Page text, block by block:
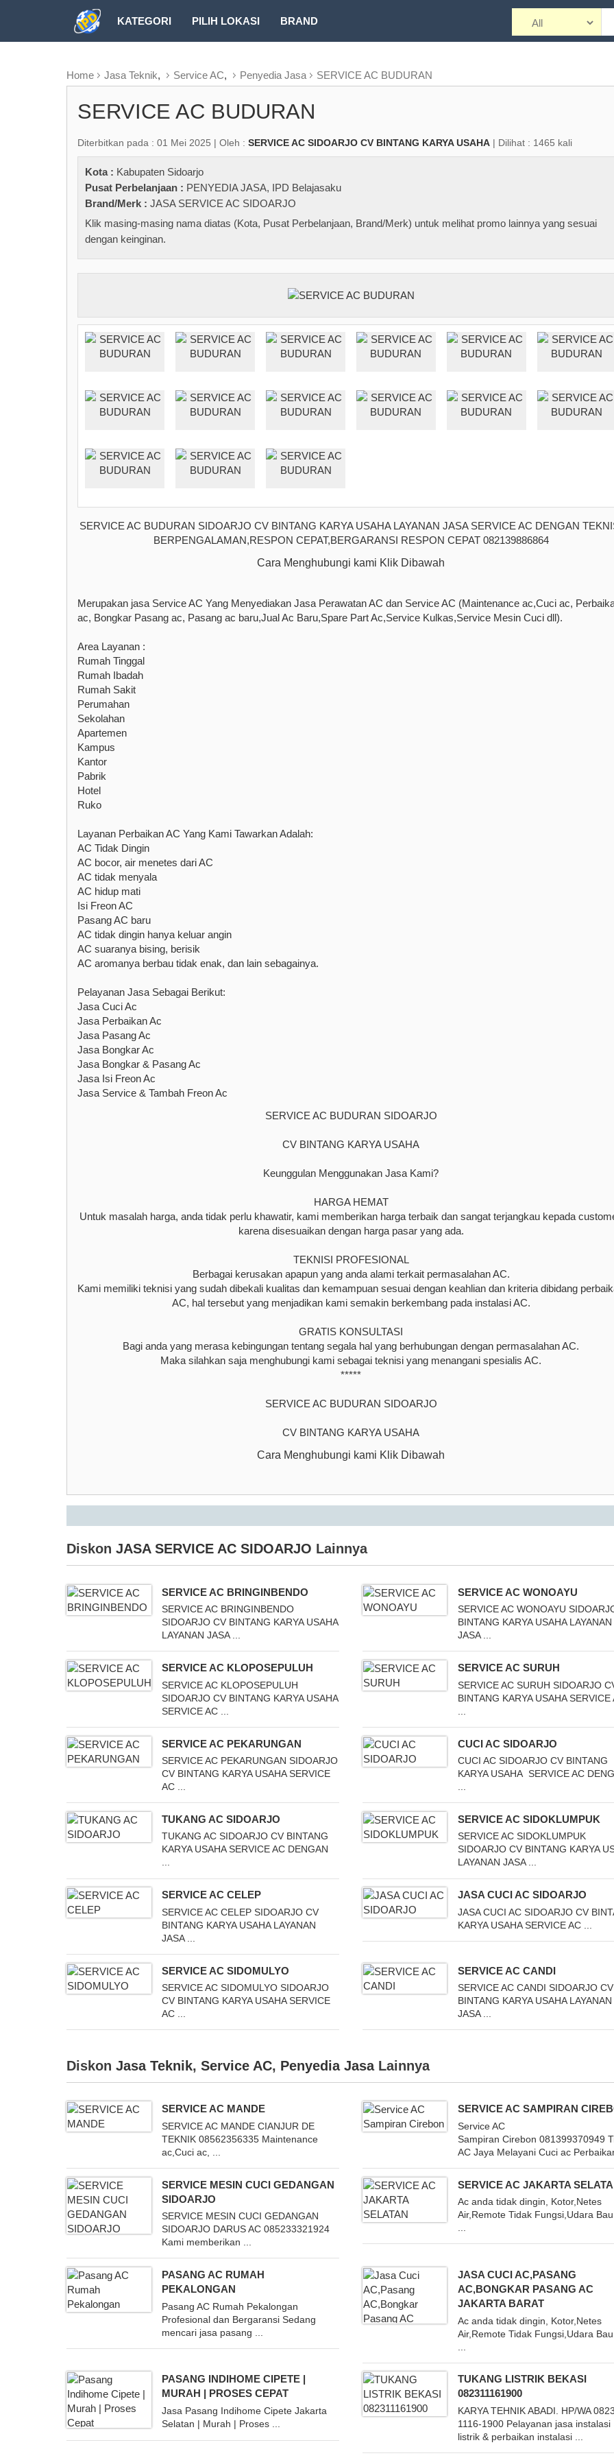
KATEGORI PILIH LOKASI BRAND
Home
Jasa Teknik, Service AC, Penyedia Jasa SERVICE AC BUDURAN
SERVICE AC BUDURAN
Diterbitkan pada : 01 Mei 2025 | Oleh : SERVICE AC SIDOARJO CV BINTANG KARYA USAHA | Dilihat : 1465 kali
Kota : Kabupaten Sidoarjo
Pusat Perbelanjaan : PENYEDIA JASA, IPD Belajasaku
Brand/Merk : JASA SERVICE AC SIDOARJO
Klik masing-masing nama diatas (Kota, Pusat Perbelanjaan, Brand/Merk) untuk melihat promo lainnya yang sesuai
dengan keinginan.
SERVICE AC BUDURAN SIDOARJO CV BINTANG KARYA USAHA LAYANAN JASA SERVICE AC DENGAN
BERPENGALAMAN,RESPON CEPAT,BERGARANSI RESPON CEPAT 082139886864
Cara Menghubungi kami Klik Dibawah
Merupakan jasa Service AC Yang Menyediakan Jasa Perawatan AC dan Service AC (Maintenance ac,Cuci ac,
ac, Bongkar Pasang ac, Pasang ac baru,Jual Ac Baru,Spare Part Ac,Service Kulkas,Service Mesin Cuci dll).
Area Layanan :
Rumah Tinggal
Rumah Ibadah
Rumah Sakit
Perumahan
Sekolahan
Apartemen
Kampus
Kantor
Pabrik
Hotel
Ruko
Layanan Perbaikan AC Yang Kami Tawarkan Adalah:
AC Tidak Dingin
AC bocor, air menetes dari AC
AC tidak menyala
AC hidup mati
Isi Freon AC
Pasang AC baru
AC tidak dingin hanya keluar angin
AC suaranya bising, berisik
AC aromanya berbau tidak enak, dan lain sebagainya.
Pelayanan Jasa Sebagai Berikut:
Jasa Cuci Ac
Jasa Perbaikan Ac
Jasa Pasang Ac
Jasa Bongkar Ac
Jasa Bongkar & Pasang Ac
Jasa Isi Freon Ac
Jasa Service & Tambah Freon Ac
SERVICE AC BUDURAN SIDOARJO
CV BINTANG KARYA USAHA
Keunggulan Menggunakan Jasa Kami?
HARGA HEMAT
Untuk masalah harga, anda tidak perlu khawatir, kami memberikan harga terbaik dan sangat terjangkau kepada
karena disesuaikan dengan harga pasar yang ada.
TEKNISI PROFESIONAL
Berbagai kerusakan apapun yang anda alami terkait permasalahan AC.
Kami memiliki teknisi yang sudah dibekali kualitas dan kemampuan sesuai dengan keahlian dan kriteria dibidang
AC, hal tersebut yang menjadikan kami semakin berkembang pada instalasi AC.
GRATIS KONSULTASI
Bagi anda yang merasa kebingungan tentang segala hal yang berhubungan dengan permasalahan AC.
Maka silahkan saja menghubungi kami sebagai teknisi yang menangani spesialis AC.
*****
SERVICE AC BUDURAN SIDOARJO
CV BINTANG KARYA USAHA
Cara Menghubungi kami Klik Dibawah
Diskon JASA SERVICE AC SIDOARJO Lainnya
SERVICE AC BRINGINBENDO
SERVICE AC BRINGINBENDO
SIDOARJO CV BINTANG KARYA USAHA
LAYANAN JASA ...
SERVICE AC WONOAYU
SERVICE AC WONOAYU
BINTANG KARYA USAHA LAYANAN
JASA ...
SERVICE AC KLOPOSEPULUH
SERVICE AC KLOPOSEPULUH
SIDOARJO CV BINTANG KARYA USAHA
SERVICE AC ...
SERVICE AC SURUH
SERVICE AC SURUH SIDOARJO
BINTANG KARYA USAHA SERVICE
SERVICE AC PEKARUNGAN
SERVICE AC PEKARUNGAN SIDOARJO
CV BINTANG KARYA USAHA SERVICE
AC ...
CUCI AC SIDOARJO
CUCI AC SIDOARJO CV BINTANG
KARYA USAHA SERVICE AC
TUKANG AC SIDOARJO
TUKANG AC SIDOARJO CV BINTANG
KARYA USAHA SERVICE AC DENGAN
...
SERVICE AC SIDOKLUMPUK
SERVICE AC SIDOKLUMPUK
SIDOARJO CV BINTANG KARYA
LAYANAN JASA ...
SERVICE AC CELEP
SERVICE AC CELEP SIDOARJO CV
BINTANG KARYA USAHA LAYANAN
JASA ...
JASA CUCI AC SIDOARJO
JASA CUCI AC SIDOARJO CV
KARYA USAHA SERVICE AC ...
SERVICE AC SIDOMULYO
SERVICE AC SIDOMULYO SIDOARJO
CV BINTANG KARYA USAHA SERVICE
AC ...
SERVICE AC CANDI
SERVICE AC CANDI SIDOARJO CV
BINTANG KARYA USAHA LAYANAN
JASA ...
Diskon Jasa Teknik, Service AC, Penyedia JasaLainnya
SERVICE AC MANDE
SERVICE AC MANDE CIANJUR DE
TEKNIK 08562356335 Maintenance
ac,Cuci ac, ...
SERVICE AC SAMPIRAN
Service AC
Sampiran Cirebon 081399370949
AC Jaya Melayani Cuci ac
SERVICE MESIN CUCI GEDANGAN
SIDOARJO
SERVICE MESIN CUCI GEDANGAN
SIDOARJO DARUS AC 085233321924
Kami memberikan ...
SERVICE AC JAKARTA
Ac anda tidak dingin, Kotor,Netes
Air,Remote Tidak Fungsi,Udara
PASANG AC RUMAH
PEKALONGAN
Pasang AC Rumah Pekalongan
Profesional dan Bergaransi Sedang
mencari jasa pasang ...
JASA CUCI AC,PASANG
AC,BONGKAR PASANG AC
JAKARTA BARAT
Ac anda tidak dingin, Kotor,Netes
Air,Remote Tidak Fungsi,Udara
PASANG INDIHOME CIPETE |
MURAH | PROSES CEPAT
Jasa Pasang Indihome Cipete Jakarta
Selatan | Murah | Proses ...
TUKANG LISTRIK BEKASI
082311161900
KARYA TEHNIK ABADI. HP/WA
1116-1900 Pelayanan jasa instalasi
listrik & perbaikan instalasi ...